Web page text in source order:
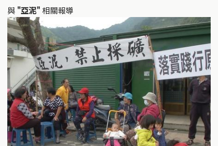
與 "亞泥" 相關報導